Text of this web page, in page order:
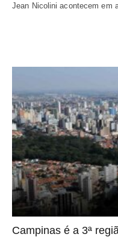
Jean Nicolini acontecem em
Campinas é a 3ª